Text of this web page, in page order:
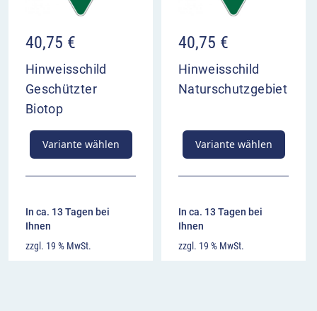
40,75 €
Hinweisschild
Geschützter
Biotop
Variante wählen
In ca. 13 Tagen bei
Ihnen
zzgl. 19 % MwSt.
40,75 €
Hinweisschild
Naturschutzgebiet
Variante wählen
In ca. 13 Tagen bei
Ihnen
zzgl. 19 % MwSt.